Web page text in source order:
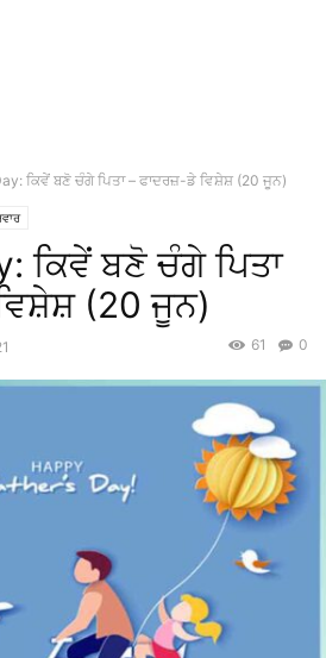
ਕਿਵੇਂ ਬਣੋ ਚੰਗੇ ਪਿਤਾ – ਫਾਦਰਜ਼-ਡੇ ਵਿਸ਼ੇਸ਼ (20 ਜੂਨ)
ਕਿਵੇਂ ਬਣੋ ਚੰਗੇ ਪਿਤਾ
(20 ਜੂਨ)
0
61